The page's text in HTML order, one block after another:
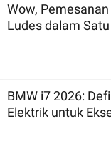
Wow,
Ludes dalam
BMW i7 2026:
Elektrik untuk